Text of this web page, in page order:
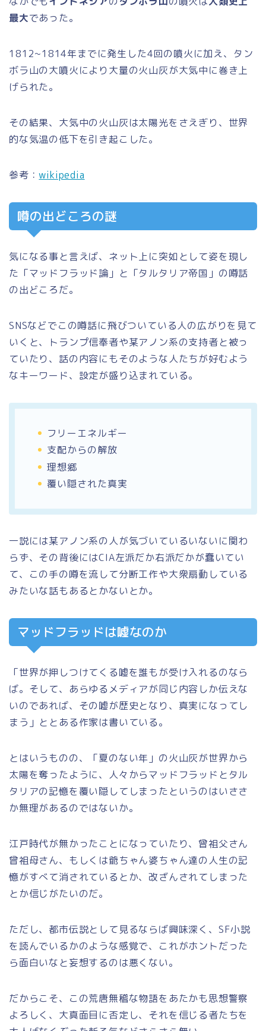
最大であった。
1812~1814年までに発生した4回の噴火に加え、タン
ボラ山の大噴火により大量の火山灰が大気中に巻き上
げられた。
その結果、大気中の火山灰は太陽光をさえぎり、世界
的な気温の低下を引き起こした。
参考：wikipedia
噂の出どころの謎
気になる事と言えば、ネット上に突如として姿を現し
た「マッドフラッド論」と「タルタリア帝国」の噂話
の出どころだ。
SNSなどでこの噂話に飛びついている人の広がりを見て
いくと、トランプ信奉者や某アノン系の支持者と被っ
ていたり、話の内容にもそのような人たちが好むよう
なキーワード、設定が盛り込まれている。
フリーエネルギー
支配からの解放
理想郷
覆い隠された真実
一説には某アノン系の人が気づいているいないに関わ
らず、その背後にはCIA左派だか右派だかが蠢いてい
て、この手の噂を流して分断工作や大衆扇動している
みたいな話もあるとかないとか。
マッドフラッドは嘘なのか
「世界が押しつけてくる嘘を誰もが受け入れるのなら
ば。そして、あらゆるメディアが同じ内容しか伝えな
いのであれば、その嘘が歴史となり、真実になってし
まう」ととある作家は書いている。
とはいうものの、「夏のない年」の火山灰が世界から
太陽を奪ったように、人々からマッドフラッドとタル
タリアの記憶を覆い隠してしまったというのはいささ
か無理があるのではないか。
江戸時代が無かったことになっていたり、曾祖父さん
曾祖母さん、もしくは爺ちゃん婆ちゃん達の人生の記
憶がすべて消されているとか、改ざんされてしまった
とか信じがたいのだ。
ただし、都市伝説として見るならば興味深く、SF小説
を読んでいるかのような感覚で、これがホントだった
ら面白いなと妄想するのは悪くない。
だからこそ、この荒唐無稽な物語をあたかも思想警察
よろしく、大真面目に否定し、それを信じる者たちを